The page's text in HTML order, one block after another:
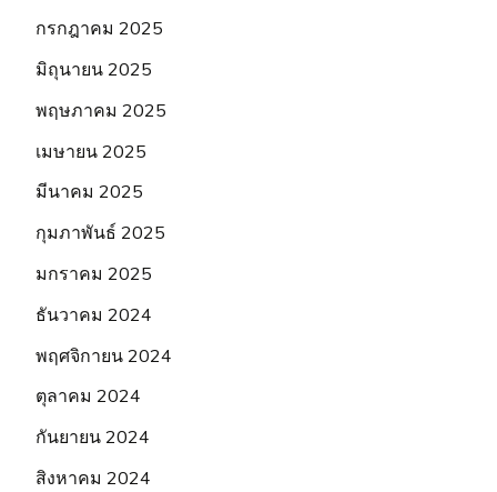
กรกฎาคม 2025
มิถุนายน 2025
พฤษภาคม 2025
เมษายน 2025
มีนาคม 2025
กุมภาพันธ์ 2025
มกราคม 2025
ธันวาคม 2024
พฤศจิกายน 2024
ตุลาคม 2024
กันยายน 2024
สิงหาคม 2024